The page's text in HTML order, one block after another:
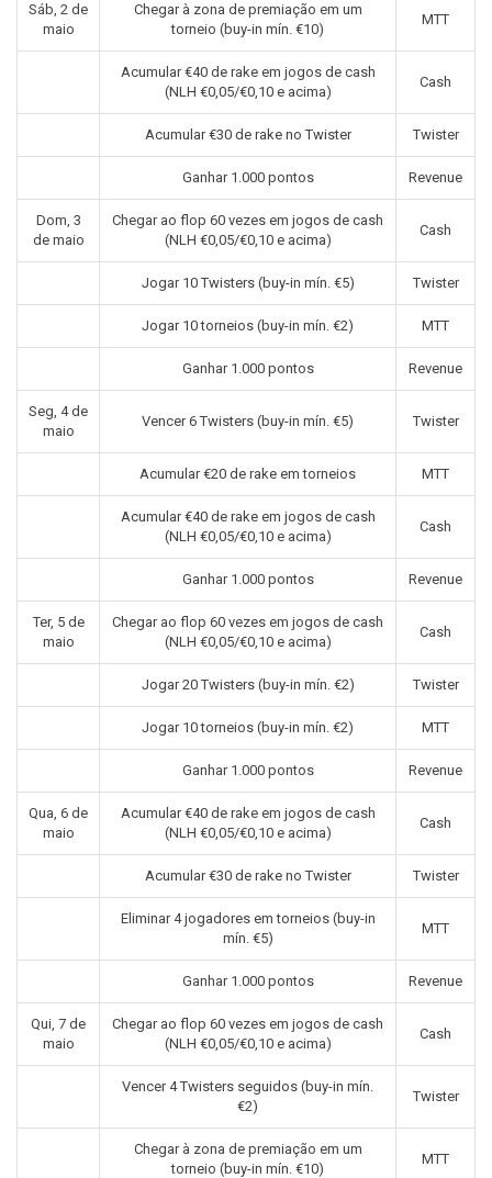
Sáb, 2 de
maio
Chegar à zona de premiação em um
torneio (buy-in mín. €10)
MTT
Acumular €40 de rake em jogos de cash
(NLH €0,05/€0,10 e acima)
Cash
Acumular €30 de rake no Twister Twister
Ganhar 1.000 pontos Revenue
Dom, 3
de maio
Chegar ao flop 60 vezes em jogos de cash
(NLH €0,05/€0,10 e acima)
Cash
Jogar 10 Twisters (buy-in mín. €5) Twister
Jogar 10 torneios (buy-in mín. €2) MTT
Ganhar 1.000 pontos Revenue
Seg, 4 de
maio
Vencer 6 Twisters (buy-in mín. €5) Twister
Acumular €20 de rake em torneios MTT
Acumular €40 de rake em jogos de cash
(NLH €0,05/€0,10 e acima)
Cash
Ganhar 1.000 pontos Revenue
Ter, 5 de
maio
Chegar ao flop 60 vezes em jogos de cash
(NLH €0,05/€0,10 e acima)
Cash
Jogar 20 Twisters (buy-in mín. €2) Twister
Jogar 10 torneios (buy-in mín. €2) MTT
Ganhar 1.000 pontos Revenue
Qua, 6 de
maio
Acumular €40 de rake em jogos de cash
(NLH €0,05/€0,10 e acima)
Cash
Acumular €30 de rake no Twister Twister
Eliminar 4 jogadores em torneios (buy-in
mín. €5)
MTT
Ganhar 1.000 pontos Revenue
Qui, 7 de
maio
Chegar ao flop 60 vezes em jogos de cash
(NLH €0,05/€0,10 e acima)
Cash
Vencer 4 Twisters seguidos (buy-in mín.
€2)
Twister
Chegar à zona de premiação em um
torneio (buy-in mín. €10)
MTT